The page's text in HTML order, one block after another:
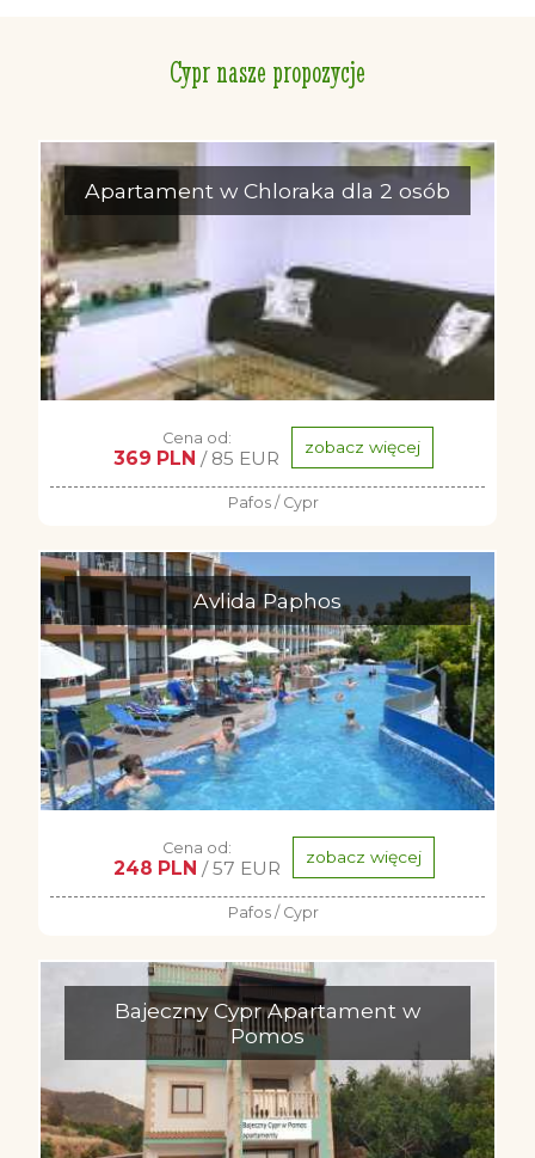
Cypr nasze propozycje
Apartament w Chloraka dla 2 osób
Cena od:
369 PLN / 85 EUR zobacz więcej
Pafos / Cypr
Avlida Paphos
Cena od:
248 PLN / 57 EUR zobacz więcej
Pafos / Cypr
Bajeczny Cypr Apartament w
Pomos